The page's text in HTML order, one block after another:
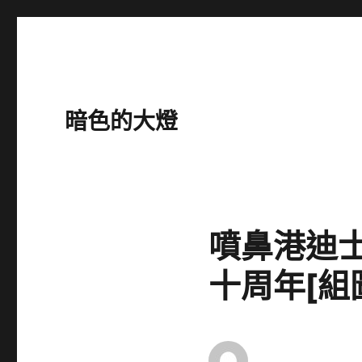
暗色的大燈
噴鼻港迪
十周年[組